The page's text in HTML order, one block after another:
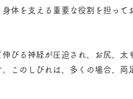
体を支える重要な役割を担って
びる神経が圧迫され、お尻、太
このしびれは、多くの場合、両